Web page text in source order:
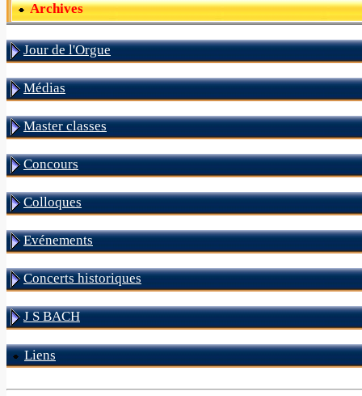
Archives
Jour de l'Orgue
Médias
Master classes
Concours
Colloques
Evénements
Concerts historiques
J S BACH
Liens